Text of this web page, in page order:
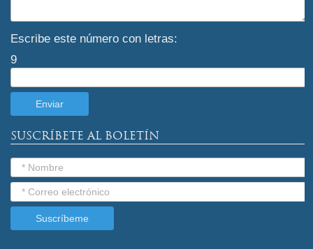
Escribe este número con letras:
9
SUSCRÍBETE AL BOLETÍN